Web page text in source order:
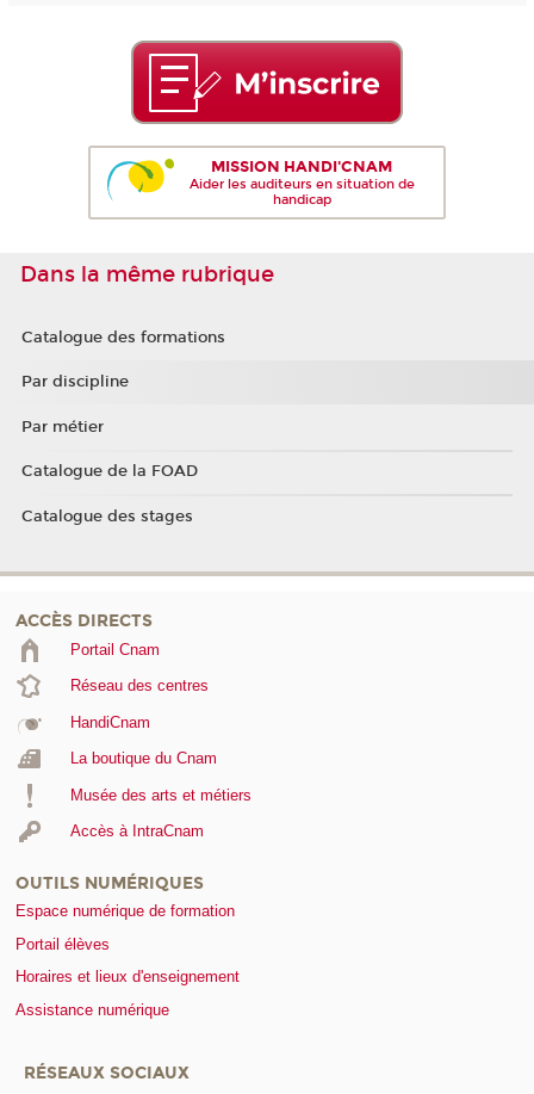
MISSION HANDI'CNAM
Aider les auditeurs en situation de
handicap
Dans la même rubrique
Catalogue des formations
Par discipline
Par métier
Catalogue de la FOAD
Catalogue des stages
ACCÈS DIRECTS
Portail Cnam
Réseau des centres
HandiCnam
La boutique du Cnam
Musée des arts et métiers
Accès à IntraCnam
OUTILS NUMÉRIQUES
Espace numérique de formation
Portail élèves
Horaires et lieux d'enseignement
Assistance numérique
RÉSEAUX SOCIAUX